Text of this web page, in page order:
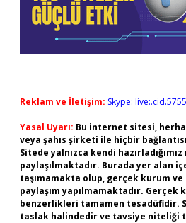
Reklam ve İletişim: Skype:
Yasal Uyarı: Bu internet sitesi,
veya şahıs şirketi ile hiçbir
Sitede yalnızca kendi
paylaşılmaktadır. Burada yer alan
taşımamakta olup, gerçek kurum
paylaşım yapılmamaktadır.
benzerlikleri tamamen tesadüfidir.
taslak halindedir ve tavsiye niteliği